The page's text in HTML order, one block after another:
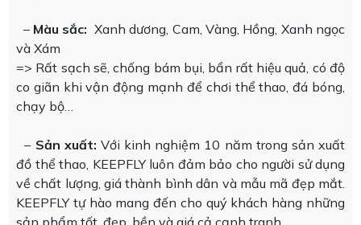
– Màu sắc: Xanh dương, Cam, Vàng, Hồng, Xanh ngọc
và Xám
=> Rất sạch sẽ, chống bám bụi, bẩn rất hiệu quả, có độ
co giãn khi vận động mạnh để chơi thể thao, đá bóng,
chạy bộ…
– Sản xuất: Với kinh nghiệm 10 năm trong sản xuất
đồ thể thao, KEEPFLY luôn đảm bảo cho người sử dụng
về chất lượng, giá thành bình dân và mẫu mã đẹp mắt.
KEEPFLY tự hào mang đến cho quý khách hàng những